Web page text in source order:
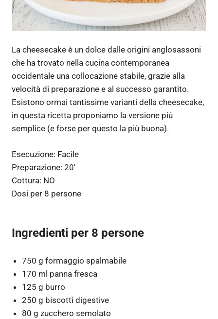
La cheesecake è un dolce dalle origini anglosassoni
che ha trovato nella cucina contemporanea
occidentale una collocazione stabile, grazie alla
velocità di preparazione e al successo garantito.
Esistono ormai tantissime varianti della cheesecake,
in questa ricetta proponiamo la versione più
semplice (e forse per questo la più buona).
Esecuzione: Facile
Preparazione: 20′
Cottura: NO
Dosi per 8 persone
Ingredienti per 8 persone
750 g formaggio spalmabile
170 ml panna fresca
125 g burro
250 g biscotti digestive
80 g zucchero semolato